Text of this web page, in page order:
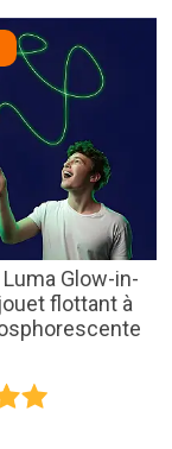
Glow-in-
flottant à